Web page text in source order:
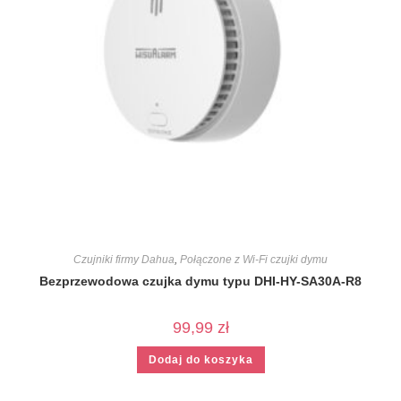
Czujniki firmy Dahua, Połączone z Wi-Fi czujki dymu
Bezprzewodowa czujka dymu typu DHI-HY-SA30A-R8
99,99 zł
Dodaj do koszyka